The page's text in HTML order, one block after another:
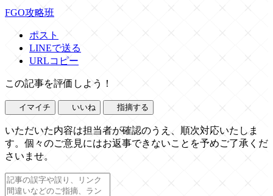
FGO攻略班
ポスト
LINEで送る
URLコピー
この記事を評価しよう！
イマイチ いいね 指摘する
いただいた内容は担当者が確認のうえ、順次対応いたしま
す。個々のご意見にはお返事できないことを予めご了承くだ
さいませ。